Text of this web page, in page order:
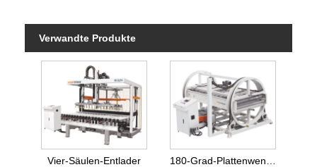
Verwandte Produkte
Vier-Säulen-Entlader